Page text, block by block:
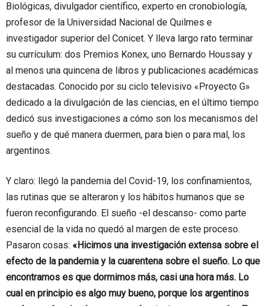
Biológicas, divulgador científico, experto en cronobiología,
profesor de la Universidad Nacional de Quilmes e
investigador superior del Conicet. Y lleva largo rato terminar
su currículum: dos Premios Konex, uno Bernardo Houssay y
al menos una quincena de libros y publicaciones académicas
destacadas. Conocido por su ciclo televisivo «Proyecto G»
dedicado a la divulgación de las ciencias, en el último tiempo
dedicó sus investigaciones a cómo son los mecanismos del
sueño y de qué manera duermen, para bien o para mal, los
argentinos.
Y claro: llegó la pandemia del Covid-19, los confinamientos,
las rutinas que se alteraron y los hábitos humanos que se
fueron reconfigurando. El sueño -el descanso- como parte
esencial de la vida no quedó al margen de este proceso.
Pasaron cosas: «Hicimos una investigación extensa sobre el
efecto de la pandemia y la cuarentena sobre el sueño. Lo que
encontramos es que dormimos más, casi una hora más. Lo
cual en principio es algo muy bueno, porque los argentinos